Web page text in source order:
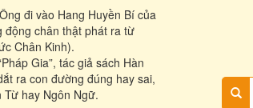
đi vào Hang Huyền Bí của
động chân thật phát ra từ
Chân Kinh).
Gia”, tác giả sách Hàn
ra con đường đúng hay sai,
hay Ngôn Ngữ.